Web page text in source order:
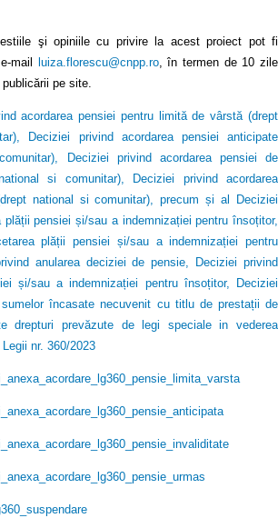
şi opiniile cu privire la acest proiect pot fi
mail
luiza.florescu@cnpp.ro, în termen de 10 zile
pe site.
acordarea pensiei pentru limită de vârstă (drept
Deciziei privind acordarea pensiei anticipate
Deciziei privind acordarea pensiei de
si comunitar), Deciziei privind acordarea
national si comunitar), precum și al Deciziei
plății pensiei și/sau a indemnizației pentru însoțitor,
plății pensiei și/sau a indemnizației pentru
anularea deciziei de pensie, Deciziei privind
și/sau a indemnizației pentru însoțitor, Deciziei
sumelor încasate necuvenit cu titlu de prestații de
drepturi prevăzute de legi speciale in vederea
nr. 360/2023